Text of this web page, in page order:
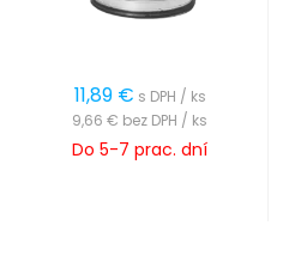
11,89 € s DPH / ks
9,66 € bez DPH / ks
Do 5-7 prac. dní